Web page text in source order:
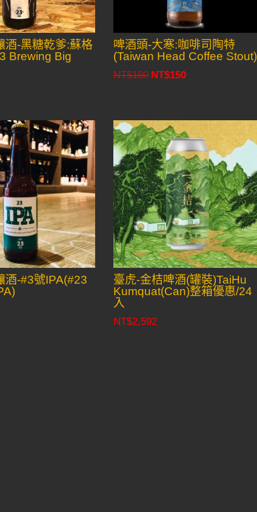
酒-黑糖乾爹:蘇格
Brewing Big
啤酒頭-大寒:咖啡司陶特
(Taiwan Head Coffee Stout)
NT$180 Original
NT$180.
NT$150Current
NT$150.
酒-#3號IPA(#23
臺虎-金桔啤酒(罐裝)TaiHu
Kumquat(Can)整箱優惠/24
入
NT$2,592